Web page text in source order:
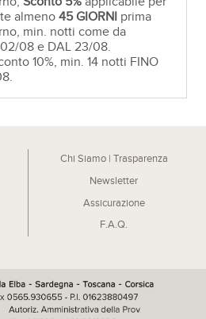
almeno45 GIORNI prima
min. notti come da
08 e DAL 23/08.
10%, min. 14 notti FINO
Chi Siamo | Trasparenza
Newsletter
Assicurazione
F.A.Q.